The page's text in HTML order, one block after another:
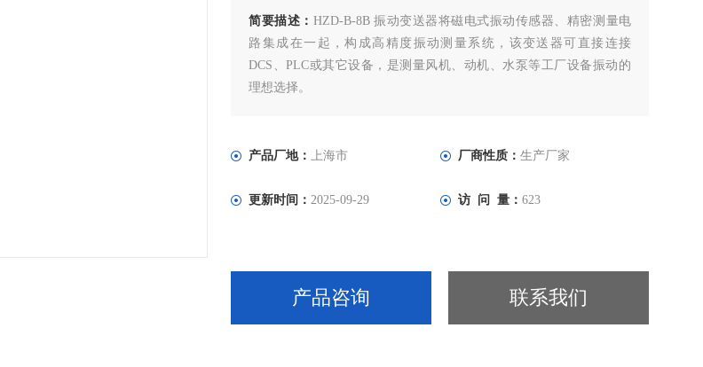
简要描述： HZD-B-8B 振动变送器将磁电式振动传感器、精密测量电
路集成在一起，构成高精度振动测量系统，该变送器可直接连接
DCS、PLC或其它设备，是测量风机、动机、水泵等工厂设备振动的
理想选择。
产品厂地：上海市 厂商性质： 生产厂家
更新时间：2025-09-29 访 问 量： 623
产品咨询 联系我们